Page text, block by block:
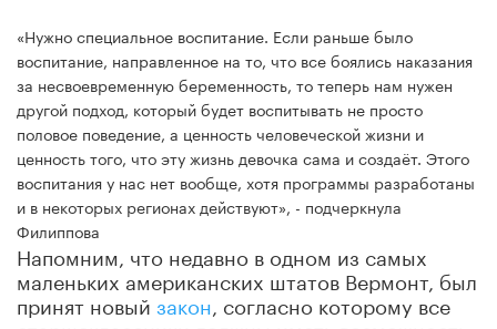
«Нужно специальное воспитание. Если раньше было
воспитание, направленное на то, что все боялись наказания
за несвоевременную беременность, то теперь нам нужен
другой подход, который будет воспитывать не просто
половое поведение, а ценность человеческой жизни и
ценность того, что эту жизнь девочка сама и создаёт. Этого
воспитания у нас нет вообще, хотя программы разработаны
и в некоторых регионах действуют», - подчеркнула
Филиппова
Напомним, что недавно в одном из самых
маленьких американских штатов Вермонт, был
принят новый закон , согласно которому все